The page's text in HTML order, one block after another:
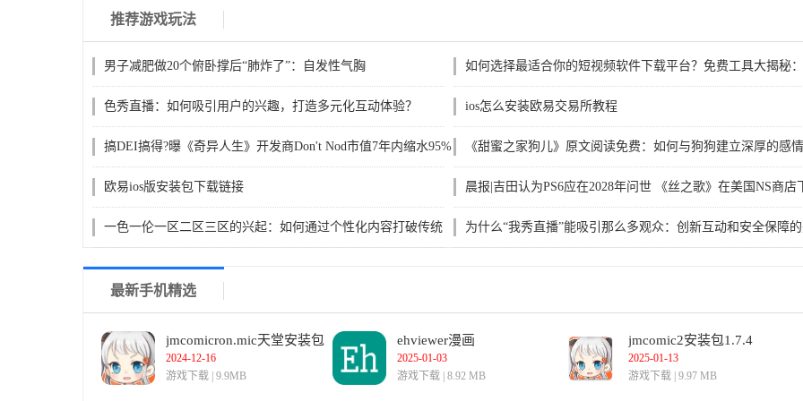
推荐游戏玩法
男子减肥做20个俯卧撑后“肺炸了”：自发性气胸
如何选择最适合你的短视频软件下载平台？免费工具大揭秘：
哪个更适合你？
色秀直播：如何吸引用户的兴趣，打造多元化互动体验？
ios怎么安装欧易交易所教程
搞DEI搞得?曝《奇异人生》开发商Don't Nod市值7年内缩水95%
《甜蜜之家狗儿》原文阅读免费：如何与狗狗建立深厚的感情
并提升它们的幸福感？
欧易ios版安装包下载链接
晨报|吉田认为PS6应在2028年问世 《丝之歌》在美国NS商店
架
一色一伦一区二区三区的兴起：如何通过个性化内容打破传统
互联网格局？
为什么“我秀直播”能吸引那么多观众：创新互动和安全保障
美结合
最新手机精选
jmcomicron.mic天堂安装包
2024-12-16
游戏下载 | 9.9MB
ehviewer漫画
2025-01-03
游戏下载 | 8.92 MB
jmcomic2安装包1.7.4
2025-01-13
游戏下载 | 9.97 MB